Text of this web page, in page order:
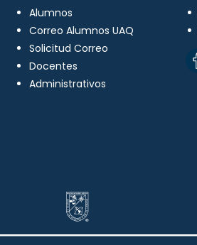
Alumnos
Correo Alumnos UAQ
Solicitud Correo
Docentes
Administrativos